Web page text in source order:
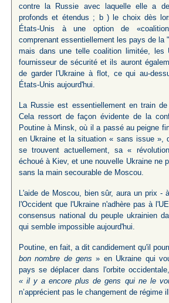
contre la Russie avec laquelle elle a
profonds et étendus ; b ) le choix dès
États-Unis à une option de
comprenant essentiellement les pays de la
mais dans une telle coalition limitée, les
fournisseur de sécurité et ils auront
de garder l'Ukraine à flot, ce qui au-
États-Unis aujourd'hui.
La Russie est essentiellement en train
Cela ressort de façon évidente de la
Poutine à Minsk, où il a passé au peigne
en Ukraine et la situation « sans issue »,
se trouvent actuellement, sa «
échoué à Kiev, et une nouvelle Ukraine ne
sans la main secourable de Moscou.
L'aide de Moscou, bien sûr, aura un prix -
l'Occident que l'Ukraine n'adhère pas à
consensus national du peuple ukrainien
qui semble impossible aujourd'hui.
Poutine, en fait, a dit candidement qu'il
bon nombre de gens » en Ukraine qui
pays se déplacer dans l'orbite
« il y a encore plus de gens qui ne le
n’apprécient pas le changement de régime